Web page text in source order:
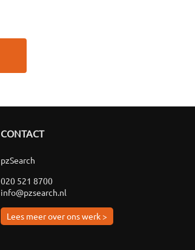
CONTACT
pzSearch
020 521 8700
info@pzsearch.nl
Lees meer over ons werk >